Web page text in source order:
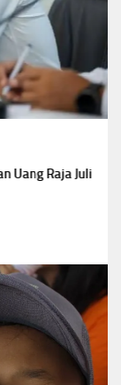
Uang Raja Juli